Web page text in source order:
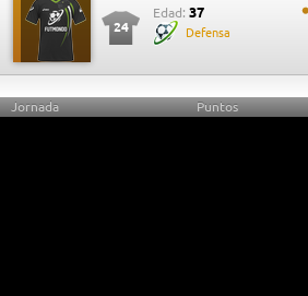
24
Edad: 37
Defensa
Jornada Puntos